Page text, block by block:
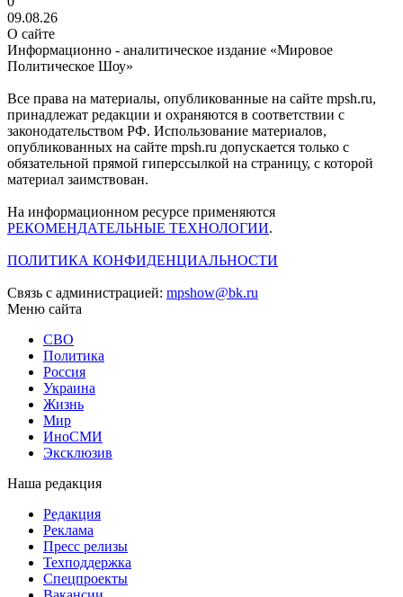
09.08.26
О сайте
Информационно - аналитическое издание «Мировое
Политическое Шоу»
Все права на материалы, опубликованные на сайте mpsh.ru,
принадлежат редакции и охраняются в соответствии с
законодательством РФ. Использование материалов,
опубликованных на сайте mpsh.ru допускается только с
обязательной прямой гиперссылкой на страницу, с которой
материал заимствован.
На информационном ресурсе применяются
РЕКОМЕНДАТЕЛЬНЫЕ ТЕХНОЛОГИИ.
ПОЛИТИКА КОНФИДЕНЦИАЛЬНОСТИ
Связь с администрацией: mpshow@bk.ru
Меню сайта
СВО
Политика
Россия
Украина
Жизнь
Мир
ИноСМИ
Эксклюзив
Наша редакция
Редакция
Реклама
Пресс релизы
Техподдержка
Спецпроекты